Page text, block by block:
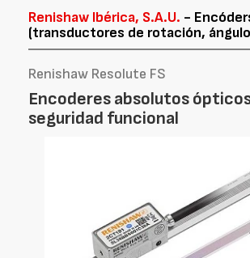
Renishaw Ibérica, S.A.U. -
(transductores de rotación,
Renishaw Resolute FS
Encoderes absolutos
seguridad funcional